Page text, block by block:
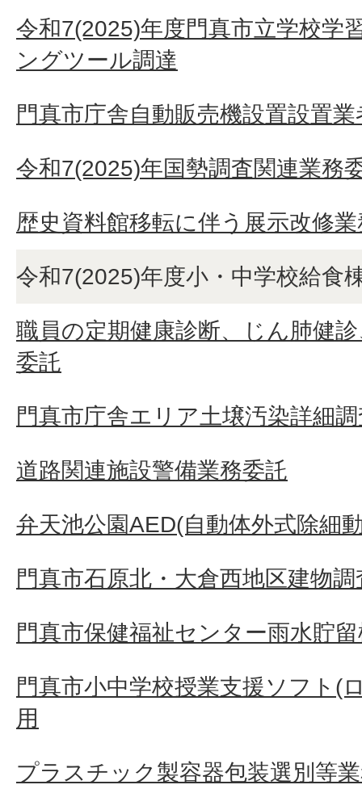
令和7(2025)年度門真市立学校学
ングツール調達
門真市庁舎自動販売機設置設置
令和7(2025)年国勢調査関連業務
歴史資料館移転に伴う展示改修
令和7(2025)年度小・中学校給食
職員の定期健康診断、じん肺健
委託
門真市庁舎エリア土壌汚染詳細
道路関連施設警備業務委託
弁天池公園AED(自動体外式除細
門真市石原北・大倉西地区建物
門真市保健福祉センター雨水貯
門真市小中学校授業支援ソフト(
用
プラスチック製容器包装選別等